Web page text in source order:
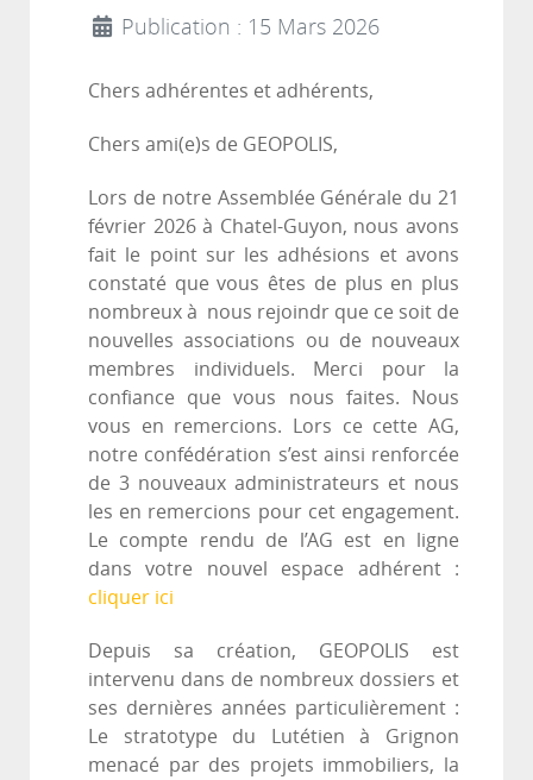
Publication : 15 Mars 2026
Chers adhérentes et adhérents,
Chers ami(e)s de GEOPOLIS,
Lors de notre Assemblée Générale du 21
février 2026 à Chatel-Guyon, nous avons
fait le point sur les adhésions et avons
constaté que vous êtes de plus en plus
nombreux à nous rejoindr que ce soit de
nouvelles associations ou de nouveaux
membres individuels. Merci pour la
confiance que vous nous faites. Nous
vous en remercions. Lors ce cette AG,
notre confédération s’est ainsi renforcée
de 3 nouveaux administrateurs et nous
les en remercions pour cet engagement.
Le compte rendu de l’AG est en ligne
dans votre nouvel espace adhérent :
cliquer ici
Depuis sa création, GEOPOLIS est
intervenu dans de nombreux dossiers et
ses dernières années particulièrement :
Le stratotype du Lutétien à Grignon
menacé par des projets immobiliers, la